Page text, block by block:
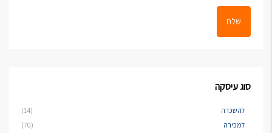
שלח
סוג עיסקה
להשכרה
(14)
למכירה
(70)